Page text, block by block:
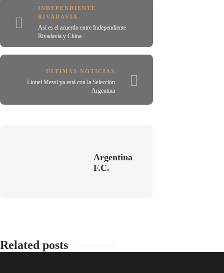
INDEPENDIENTE
RIVADAVIA
Así es el acuerdo entre Independiente
Rivadavia y China
ÚLTIMAS NOTICIAS
Lionel Messi ya está con la Selección
Argentina
Argentina
F.C.
Related posts